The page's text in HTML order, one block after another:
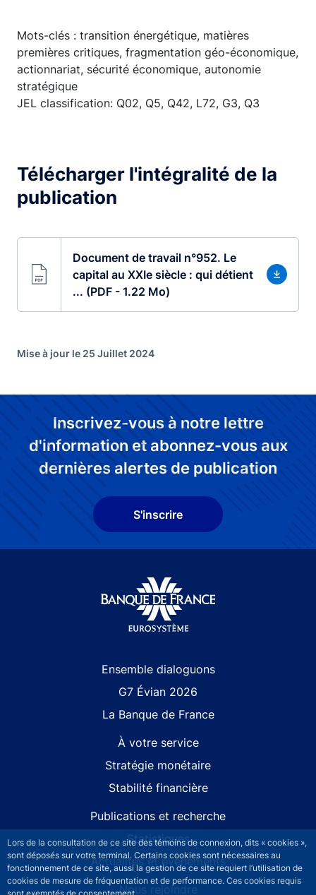
Lors de la consultation de ce site des témoins de connexion, dits « cookies »,
sont déposés sur votre terminal. Certains cookies sont nécessaires au
fonctionnement de ce site, aussi la gestion de ce site requiert l’utilisation de
cookies de mesure de fréquentation et de performance. Ces cookies requis
Mots-clés : transition énergétique, matières
premières critiques, fragmentation géo-économique,
actionnariat, sécurité économique, autonomie
stratégique
JEL classification: Q02, Q5, Q42, L72, G3, Q3
Télécharger l'intégralité de la
publication
Document de travail n°952. Le
capital au XXIe siècle : qui détient
... (PDF - 1.22 Mo)
Mise à jour le 25 Juillet 2024
Inscrivez-vous à notre lettre
d'information et abonnez-vous aux
dernières alertes de publication
S'inscrire
Ensemble dialoguons
G7 Évian 2026
La Banque de France
À votre service
Stratégie monétaire
Stabilité financière
Publications et recherche
Statistiques
Actualités et événements
Nous rejoindre